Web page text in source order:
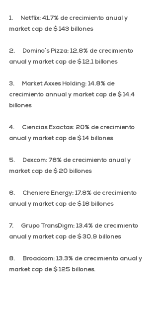
1.     Netflix: 41.7% de crecimiento anual y
market cap de $ 143 billones
2.     Domino´s Pizza: 12.8% de crecimiento
anual y market cap de $ 12.1 billones
3.     Market Axxes Holding: 14.8% de
crecimiento annual y market cap de $ 14.4
billones
4.     Ciencias Exactas: 20% de crecimiento
anual y market cap de $ 14 billones
5.     Dexcom: 78% de crecimiento anual y
market cap de $ 20 billones
6.     Cheniere Energy: 17.8% de crecimiento
anual y market cap de $ 16 billones
7.     Grupo TransDigm: 13.4% de crecimiento
anual y market cap de $ 30.9 billones
8.     Broadcom: 13.3% de crecimiento anual y
market cap de $ 125 billones.